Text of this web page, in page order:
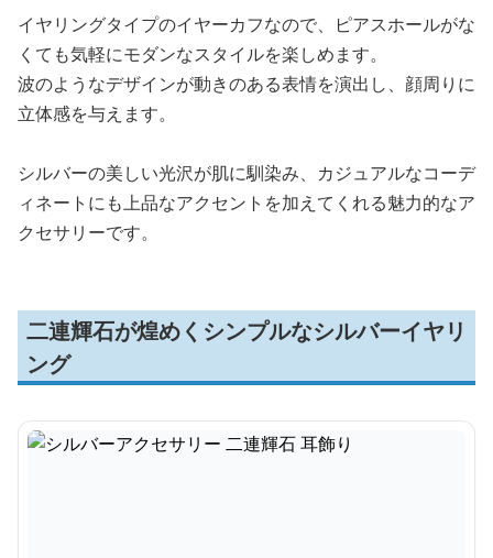
イヤリングタイプのイヤーカフなので、ピアスホールがな
くても気軽にモダンなスタイルを楽しめます。
波のようなデザインが動きのある表情を演出し、顔周りに
立体感を与えます。
シルバーの美しい光沢が肌に馴染み、カジュアルなコーデ
ィネートにも上品なアクセントを加えてくれる魅力的なア
クセサリーです。
二連輝石が煌めくシンプルなシルバーイヤリ
ング